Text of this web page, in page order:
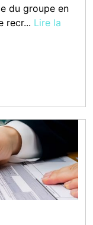
du groupe en
recr... Lire la